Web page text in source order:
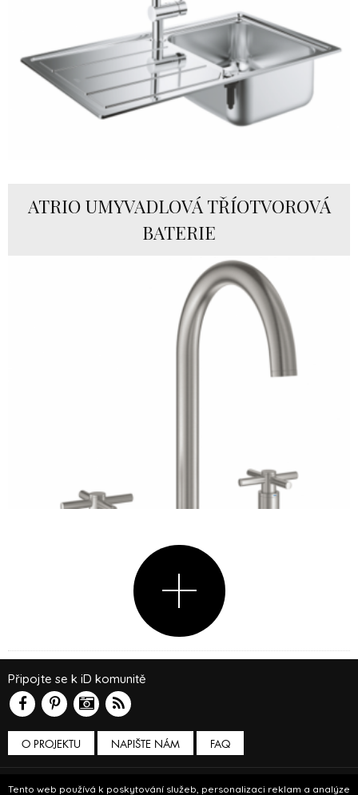
Tento web používá k poskytování služeb, personalizaci reklam a analýze
ATRIO UMYVADLOVÁ TŘÍOTVOROVÁ
BATERIE
O PROJEKTU NAPIŠTE NÁM
Připojte se k iD komunitě
FAQ
Podmínky používání